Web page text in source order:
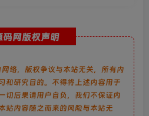
码网版权声明
络，版权争议与本站无关，所有内
和研究目的。不得将上述内容用于
切后果请用户自负，我们不保证内
站内容随之而来的风险与本站无